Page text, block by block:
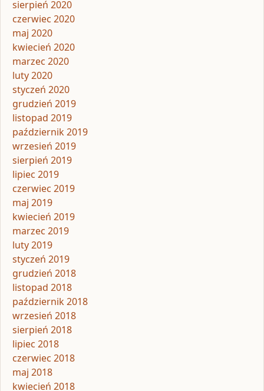
sierpień 2020
czerwiec 2020
maj 2020
kwiecień 2020
marzec 2020
luty 2020
styczeń 2020
grudzień 2019
listopad 2019
październik 2019
wrzesień 2019
sierpień 2019
lipiec 2019
czerwiec 2019
maj 2019
kwiecień 2019
marzec 2019
luty 2019
styczeń 2019
grudzień 2018
listopad 2018
październik 2018
wrzesień 2018
sierpień 2018
lipiec 2018
czerwiec 2018
maj 2018
kwiecień 2018